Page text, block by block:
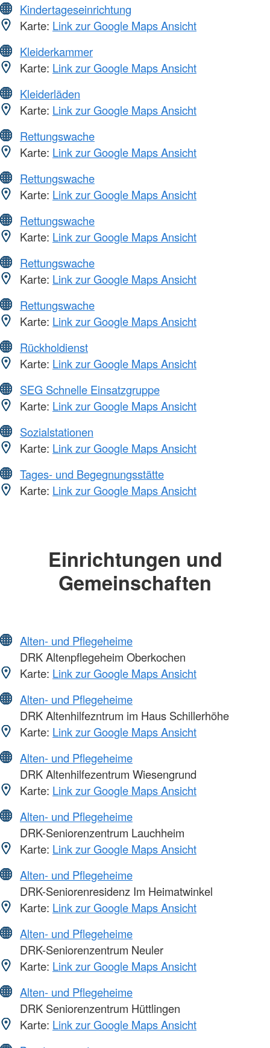
Kindertageseinrichtung
Karte: Link zur Google Maps Ansicht
Kleiderkammer
Karte: Link zur Google Maps Ansicht
Kleiderläden
Karte: Link zur Google Maps Ansicht
Rettungswache
Karte: Link zur Google Maps Ansicht
Rettungswache
Karte: Link zur Google Maps Ansicht
Rettungswache
Karte: Link zur Google Maps Ansicht
Rettungswache
Karte: Link zur Google Maps Ansicht
Rettungswache
Karte: Link zur Google Maps Ansicht
Rückholdienst
Karte: Link zur Google Maps Ansicht
SEG Schnelle Einsatzgruppe
Karte: Link zur Google Maps Ansicht
Sozialstationen
Karte: Link zur Google Maps Ansicht
Tages- und Begegnungsstätte
Karte: Link zur Google Maps Ansicht
Einrichtungen und
Gemeinschaften
Alten- und Pflegeheime
DRK Altenpflegeheim Oberkochen
Karte: Link zur Google Maps Ansicht
Alten- und Pflegeheime
DRK Altenhilfezntrum im Haus Schillerhöhe
Karte: Link zur Google Maps Ansicht
Alten- und Pflegeheime
DRK Altenhilfezentrum Wiesengrund
Karte: Link zur Google Maps Ansicht
Alten- und Pflegeheime
DRK-Seniorenzentrum Lauchheim
Karte: Link zur Google Maps Ansicht
Alten- und Pflegeheime
DRK-Seniorenresidenz Im Heimatwinkel
Karte: Link zur Google Maps Ansicht
Alten- und Pflegeheime
DRK-Seniorenzentrum Neuler
Karte: Link zur Google Maps Ansicht
Alten- und Pflegeheime
DRK Seniorenzentrum Hüttlingen
Karte: Link zur Google Maps Ansicht